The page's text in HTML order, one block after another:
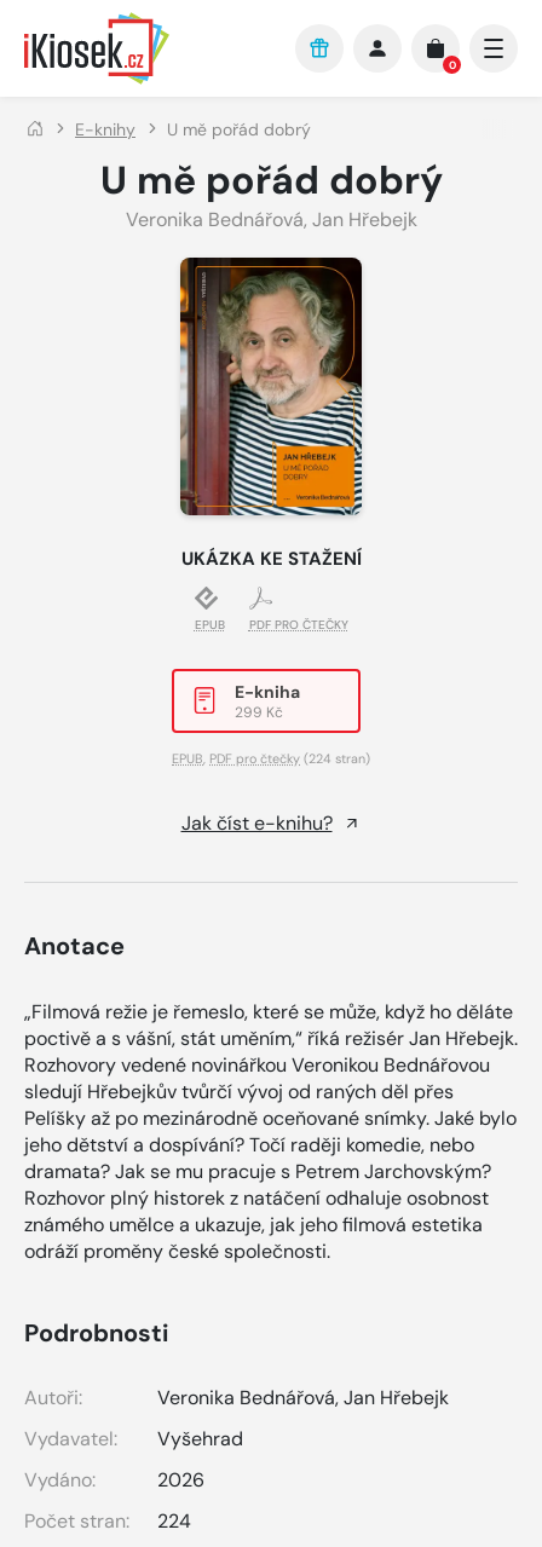
Přejít na hlavní obsah
0
E-knihy U mě pořád dobrý
U mě pořád dobrý
Veronika Bednářová, Jan Hřebejk
UKÁZKA KE STAŽENÍ
EPUB PDF PRO ČTEČKY
E-kniha
299 Kč
EPUB PDF pro čtečky (224 stran)
Jak číst e-knihu?
Anotace
„Filmová režie je řemeslo, které se může, když ho děláte
poctivě a s vášní, stát uměním,“ říká režisér Jan Hřebejk.
Rozhovory vedené novinářkou Veronikou Bednářovou
sledují Hřebejkův tvůrčí vývoj od raných děl přes
Pelíšky až po mezinárodně oceňované snímky. Jaké bylo
jeho dětství a dospívání? Točí raději komedie, nebo
dramata? Jak se mu pracuje s Petrem Jarchovským?
Rozhovor plný historek z natáčení odhaluje osobnost
známého umělce a ukazuje, jak jeho filmová estetika
odráží proměny české společnosti.
Podrobnosti
Autoři: Veronika Bednářová,Jan Hřebejk
Vydavatel:
Vyšehrad
Vydáno:
2026
Počet stran:
224